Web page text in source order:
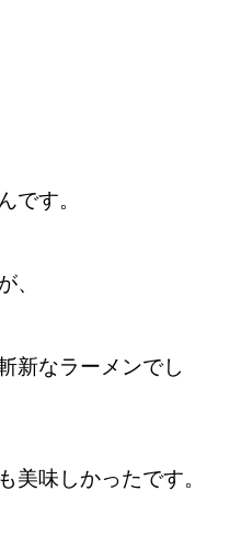
です。
、
新なラーメンでし
美味しかったです。